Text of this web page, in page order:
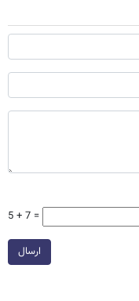
5 + 7 =
ارسال